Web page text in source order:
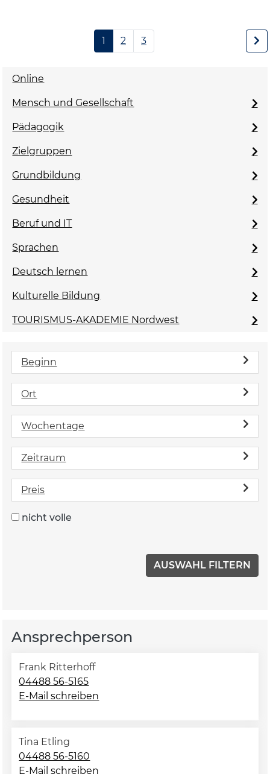
1 2 3
Online
Mensch und Gesellschaft
Pädagogik
Zielgruppen
Grundbildung
Gesundheit
Beruf und IT
Sprachen
Deutsch lernen
Kulturelle Bildung
TOURISMUS-AKADEMIE Nordwest
Beginn
Ort
Wochentage
Zeitraum
Preis
nicht volle
Ansprechperson
Frank Ritterhoff
04488 56-5165
E-Mail schreiben
Tina Etling
04488 56-5160
E-Mail schreiben